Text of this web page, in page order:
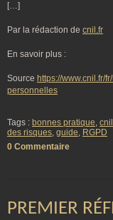
[…]
Par la rédaction de cnil.fr
En savoir plus :
Source https://www.cnil.fr/
personnelles
Tags : bonnes pratique, cnil
des risques, guide, RGPD
0 Commentaire
PREMIER